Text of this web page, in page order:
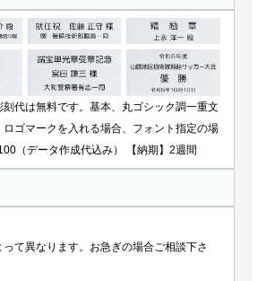
刻代は無料です。基本、丸ゴシック調一重文
ロゴマークを入れる場合、フォント指定の場
（データ作成代込み） 【納期】2週間
て異なります。お急ぎの場合ご相談下さ